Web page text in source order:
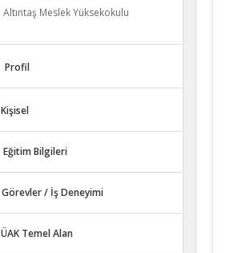
Altıntaş Meslek Yüksekokulu
Profil
Kişisel
Eğitim Bilgileri
Görevler / İş Deneyimi
ÜAK Temel Alan